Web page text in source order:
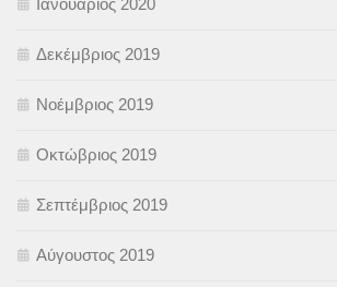
Ιανουάριος 2020
Δεκέμβριος 2019
Νοέμβριος 2019
Οκτώβριος 2019
Σεπτέμβριος 2019
Αύγουστος 2019